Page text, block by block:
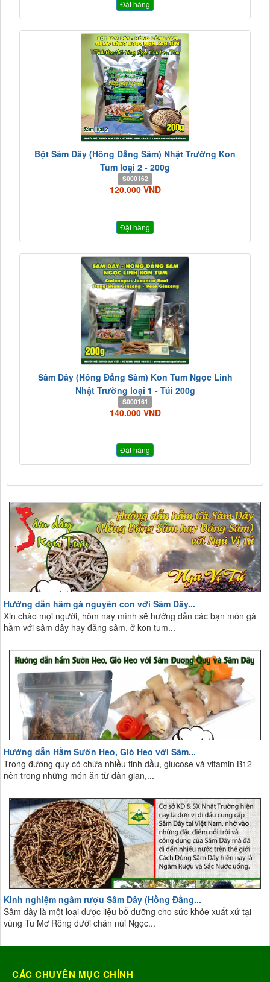
Đặt hàng
Bột Sâm Dây (Hồng Đẳng Sâm) Nhật Trường Kon
Tum loại 2 - 200g
S000162
120.000 VND
Đặt hàng
Sâm Dây (Hồng Đẳng Sâm) Kon Tum Ngọc Linh
Nhật Trường loại 1 - Túi 200g
S000161
140.000 VND
Đặt hàng
Hướng dẫn hầm gà nguyên con với Sâm Dây...
Xin chào mọi người, hôm nay mình sẽ hướng dẫn các bạn món gà
hầm với sâm dây hay đảng sâm, ở kon tum...
Hướng dẫn Hầm Sườn Heo, Giò Heo với Sâm...
Trong đương quy có chứa nhiều tinh dầu, glucose và vitamin B12
nên trong những món ăn từ dân gian,...
Kinh nghiệm ngâm rượu Sâm Dây (Hồng Đẳng...
Sâm dây là một loại dược liệu bổ dưỡng cho sức khỏe xuất xứ tại
vùng Tu Mơ Rông dưới chân núi Ngọc...
CÁC CHUYÊN MỤC CHÍNH